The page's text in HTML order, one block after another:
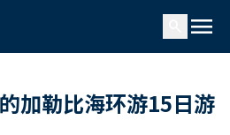
menu
加勒比海环游15日游